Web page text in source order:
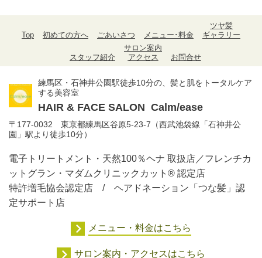
Top 初めての方へ ごあいさつ メニュー･料金
ツヤ髪
ギャラリー
スタッフ紹介
サロン案内
アクセス
お問合せ
練馬区・石神井公園駅徒歩10分の、髪と肌をトータルケア
する美容室
HAIR & FACE SALON Calm/ease
〒177-0032 東京都練馬区谷原5-23-7（西武池袋線「石神井公
園」駅より徒歩10分）
電子トリートメント・天然100％ヘナ 取扱店／フレンチカ
ットグラン・マダムクリニックカット® 認定店
特許増毛協会認定店 / ヘアドネーション「つな髪」認
定サポート店
メニュー・料金はこちら
サロン案内・アクセスはこちら